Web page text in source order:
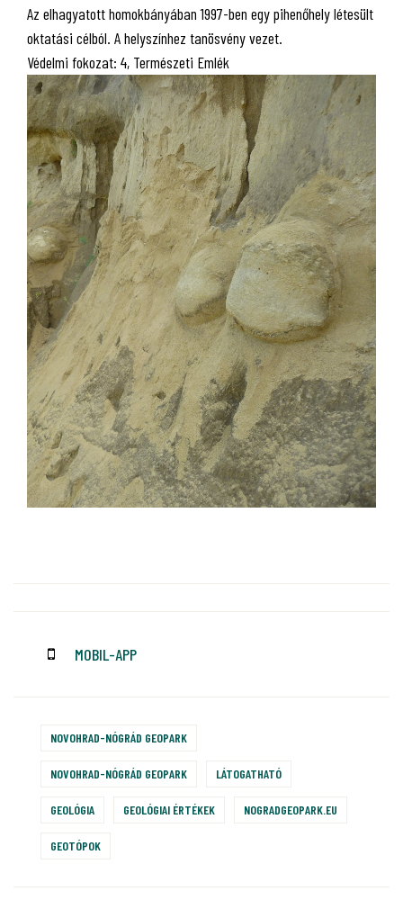
Az elhagyatott homokbányában 1997-ben egy pihenőhely létesült
oktatási célból. A helyszínhez tanösvény vezet.
Védelmi fokozat: 4, Természeti Emlék
MOBIL-APP
NOVOHRAD-NÓGRÁD GEOPARK
NOVOHRAD-NÓGRÁD GEOPARK LÁTOGATHATÓ
GEOLÓGIA GEOLÓGIAI ÉRTÉKEK NOGRADGEOPARK.EU
GEOTÓPOK